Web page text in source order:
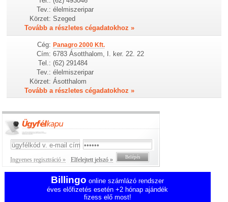
Tev.: élelmiszeripar
Körzet: Szeged
Tovább a részletes cégadatokhoz »
Cég: Panagro 2000 Kft.
Cím: 6783 Ásotthalom, I. ker. 22. 22
Tel.: (62) 291484
Tev.: élelmiszeripar
Körzet: Ásotthalom
Tovább a részletes cégadatokhoz »
Ingyenes regisztráció » Elfelejtett jelszó »
Billingo online számlázó rendszer
éves előfizetés esetén +2 hónap ajándék
fizess elő most!